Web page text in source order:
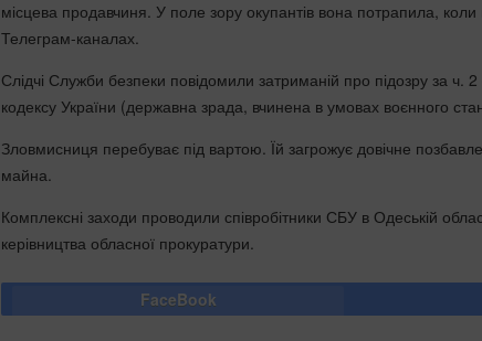
місцева продавчиня. У поле зору окупантів вона потрапила, коли
Телеграм-каналах.
Слідчі Служби безпеки повідомили затриманій про підозру за ч.
кодексу України (державна зрада, вчинена в умовах воєнного
Зловмисниця перебуває під вартою. Їй загрожує довічне
майна.
Комплексні заходи проводили співробітники СБУ в Одеській
керівництва обласної прокуратури.
FaceBook